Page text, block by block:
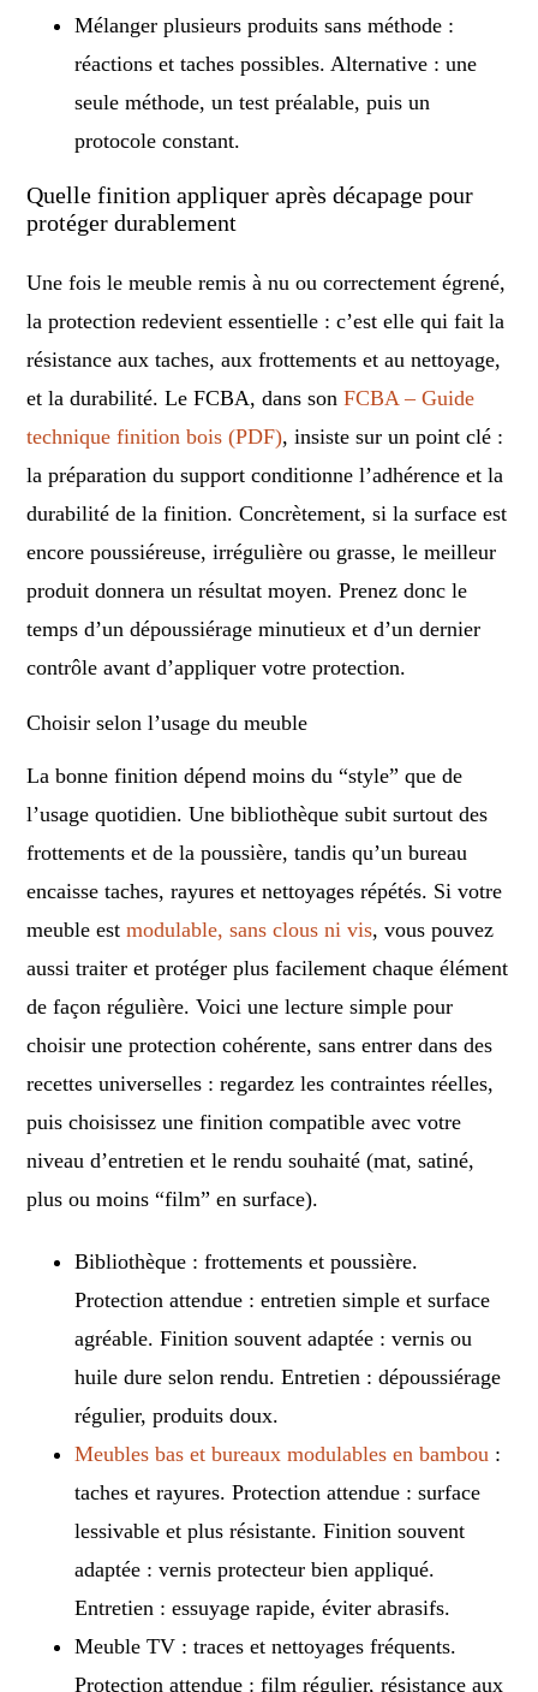
Mélanger plusieurs produits sans méthode :
réactions et taches possibles. Alternative : une
seule méthode, un test préalable, puis un
protocole constant.
Quelle finition appliquer après décapage pour
protéger durablement
Une fois le meuble remis à nu ou correctement égrené,
la protection redevient essentielle : c’est elle qui fait la
résistance aux taches, aux frottements et au nettoyage,
et la durabilité. Le FCBA, dans sonFCBA – Guide
technique finition bois (PDF), insiste sur un point clé :
la préparation du support conditionne l’adhérence et la
durabilité de la finition. Concrètement, si la surface est
encore poussiéreuse, irrégulière ou grasse, le meilleur
produit donnera un résultat moyen. Prenez donc le
temps d’un dépoussiérage minutieux et d’un dernier
contrôle avant d’appliquer votre protection.
Choisir selon l’usage du meuble
La bonne finition dépend moins du “style” que de
l’usage quotidien. Une bibliothèque subit surtout des
frottements et de la poussière, tandis qu’un bureau
encaisse taches, rayures et nettoyages répétés. Si votre
meuble estmodulable, sans clous ni vis, vous pouvez
aussi traiter et protéger plus facilement chaque élément
de façon régulière. Voici une lecture simple pour
choisir une protection cohérente, sans entrer dans des
recettes universelles : regardez les contraintes réelles,
puis choisissez une finition compatible avec votre
niveau d’entretien et le rendu souhaité (mat, satiné,
plus ou moins “film” en surface).
Bibliothèque : frottements et poussière.
Protection attendue : entretien simple et surface
agréable. Finition souvent adaptée : vernis ou
huile dure selon rendu. Entretien : dépoussiérage
régulier, produits doux.
Meubles bas et bureaux modulables en bambou :
taches et rayures. Protection attendue : surface
lessivable et plus résistante. Finition souvent
adaptée : vernis protecteur bien appliqué.
Entretien : essuyage rapide, éviter abrasifs.
Meuble TV : traces et nettoyages fréquents.
Protection attendue : film régulier, résistance aux